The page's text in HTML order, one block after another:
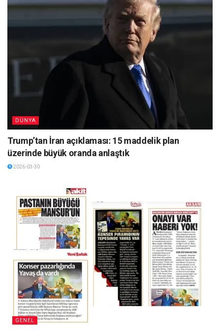
DÜNYA
Trump’tan İran açıklaması: 15 maddelik plan
üzerinde büyük oranda anlaştık
2026-03-30
GENEL